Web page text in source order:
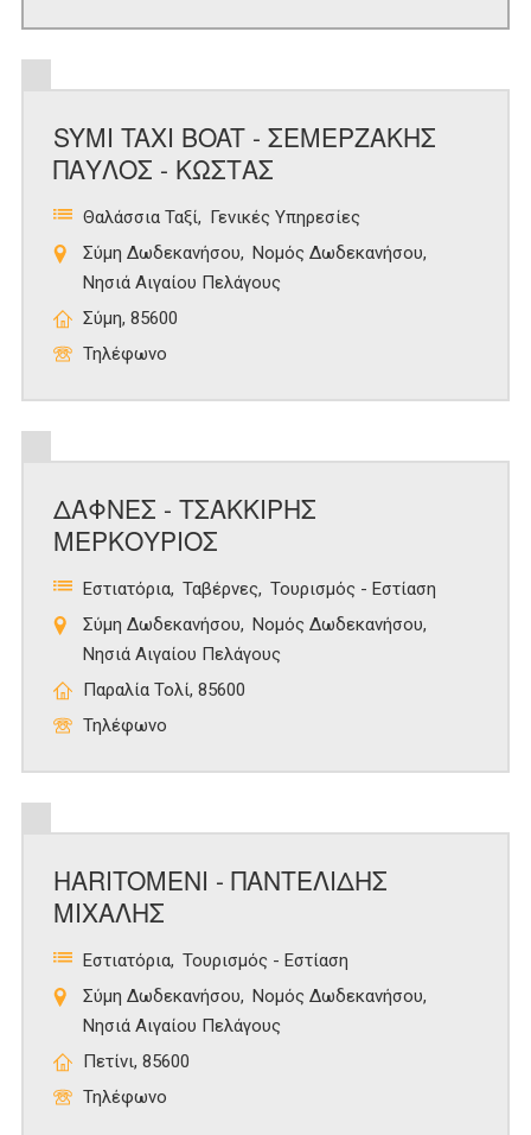
SYMI TAXI BOAT - ΣΕΜΕΡΖΑΚΗΣ
ΠΑΥΛΟΣ - ΚΩΣΤΑΣ
Θαλάσσια Ταξί
Γενικές Υπηρεσίες
Σύμη Δωδεκανήσου
Νομός Δωδεκανήσου
Νησιά Αιγαίου Πελάγους
Σύμη, 85600
Τηλέφωνο
ΔΑΦΝΕΣ - ΤΣΑΚΚΙΡΗΣ
ΜΕΡΚΟΥΡΙΟΣ
Εστιατόρια Ταβέρνες
Τουρισμός - Εστίαση
Σύμη Δωδεκανήσου
Νομός Δωδεκανήσου
Νησιά Αιγαίου Πελάγους
Παραλία Τολί, 85600
Τηλέφωνο
HARITOMENI - ΠΑΝΤΕΛΙΔΗΣ
ΜΙΧΑΛΗΣ
Εστιατόρια Τουρισμός - Εστίαση
Σύμη Δωδεκανήσου
Νομός Δωδεκανήσου
Νησιά Αιγαίου Πελάγους
Πετίνι, 85600
Τηλέφωνο